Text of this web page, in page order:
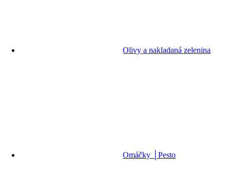
Olivy a nakladaná zelenina
Omáčky │Pesto